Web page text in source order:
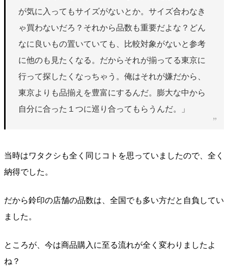
が気に入ってもサイズがないとか。サイズ合わなき
ゃ買わないだろ？それから品数も重要だよな？どん
なに良いもの置いていても、比較対象がないと参考
に他のも見たくなる。だからそれが揃ってる東京に
行って探したくなっちゃう。俺はそれが嫌だから、
東京よりも品揃えを豊富にするんだ。膨大な中から
自分に合った１つに巡り合ってもらうんだ。」
当時はワタクシも全く同じコトを思っていましたので、全く
納得でした。
だから鈴印の店舗の品数は、全国でも多い方だと自負してい
ました。
ところが、今は商品購入に至る流れが全く変わりましたよ
ね？